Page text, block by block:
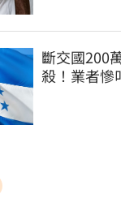
斷交國200
殺！業者慘